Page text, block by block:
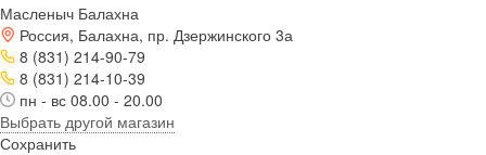
Масленыч Балахна
Россия, Балахна, пр. Дзержинского 3а
8 (831) 214-90-79
8 (831) 214-10-39
пн - вс 08.00 - 20.00
Выбрать другой магазин
Сохранить